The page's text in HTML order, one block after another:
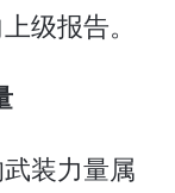
级报告。
装力量属